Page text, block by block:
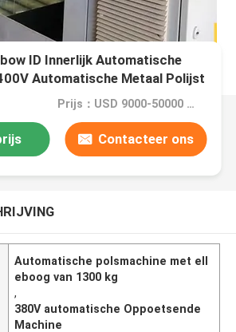
ID Innerlijk Automatische
Automatische Metaal Polijst
Prijs：USD 9000-50000 Dollar per set
Contacteer ons
Automatische polsmachine met ell
eboog van 1300 kg
,
380V automatische Oppoetsende
Machine